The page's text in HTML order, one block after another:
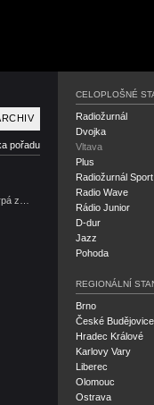
rozhlas Vltava
pořadu
z…
CELOPLOŠNÉ
Radiožurnál
Dvojka
Vltava
Plus
Radiožurnál Sport
Radio Wave
Rádio Junior
D-dur
Jazz
Pohoda
REGIONÁLNÍ
Brno
České Budějovice
Hradec Králové
Karlovy Vary
Liberec
Olomouc
Ostrava